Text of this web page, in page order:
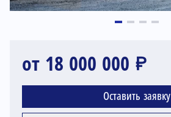
от 18 000 000 ₽
Оставить заявку